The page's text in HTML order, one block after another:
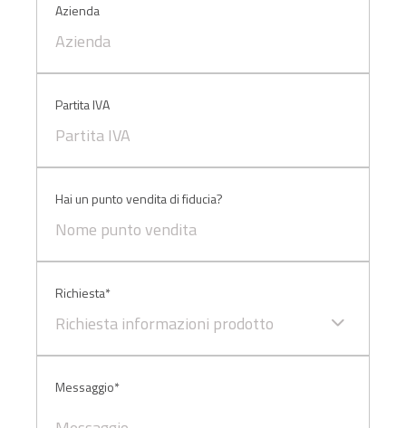
Azienda
Partita IVA
Hai un punto vendita di fiducia?
Richiesta*
Richiesta informazioni prodotto
Messaggio*